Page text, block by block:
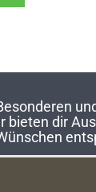
bieten dir